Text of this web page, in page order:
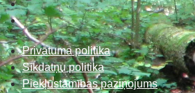
Privātuma politika
Sīkdatņu politika
Piekļūstamības paziņojums